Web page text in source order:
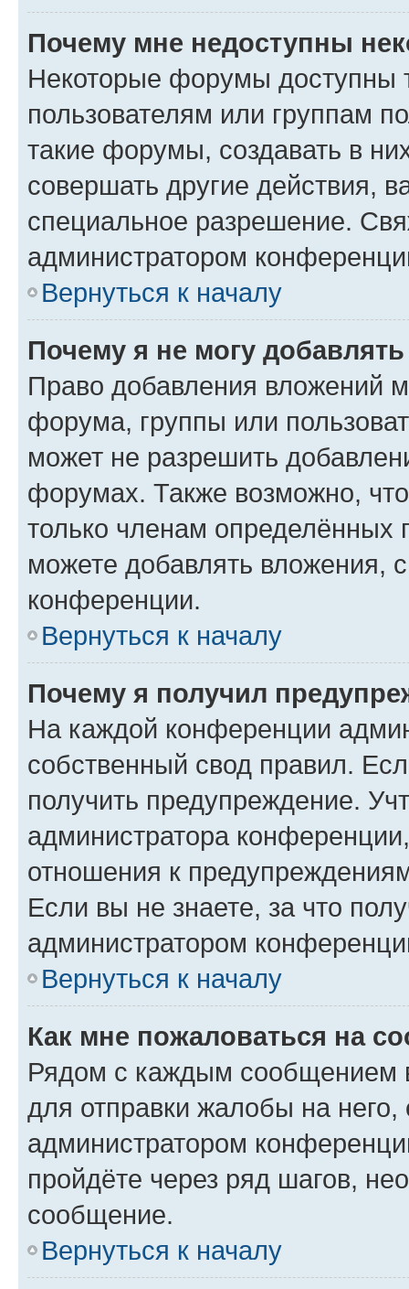
Почему мне недоступны
Некоторые форумы доступны
пользователям или группам
такие форумы, создавать в
совершать другие действия,
специальное разрешение.
администратором
Вернуться к началу
Почему я не могу
Право добавления вложений
форума, группы или
может не разрешить
форумах. Также возможно,
только членам определённых
можете добавлять вложения,
конференции.
Вернуться к началу
Почему я получил
На каждой конференции
собственный свод правил.
получить предупреждение.
администратора
отношения к
Если вы не знаете, за что
администратором
Вернуться к началу
Как мне пожаловаться на
Рядом с каждым сообщением
для отправки жалобы на
администратором
пройдёте через ряд шагов,
сообщение.
Вернуться к началу